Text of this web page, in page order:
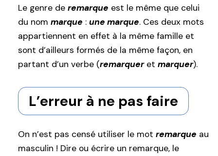
Le genre de remarque est le même que celui
du nom marque : une marque. Ces deux mots
appartiennent en effet à la même famille et
sont d’ailleurs formés de la même façon, en
partant d’un verbe (remarqueret marquer).
L’erreur à ne pas faire
On n’est pas censé utiliser le mot remarque au
masculin ! Dire ou écrire un remarque, le